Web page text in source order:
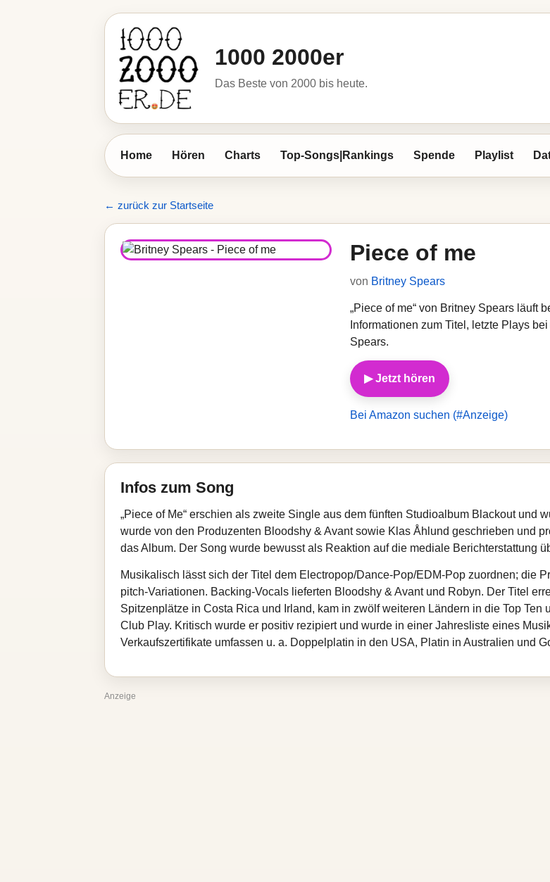
1000 2000er
Das Beste von 2000 bis heute.
Home Hören Charts Top-Songs|Rankings Spende Playlist
← zurück zur Startseite
Piece of me
von Britney Spears
„Piece of me“ von Britney Spears läuft
Informationen zum Titel, letzte Plays
Spears.
▶ Jetzt hören
Bei Amazon suchen (#Anzeige)
Infos zum Song
„Piece of Me“ erschien als zweite Single aus dem fünften Studioalbum Blackout und
wurde von den Produzenten Bloodshy & Avant sowie Klas Åhlund geschrieben und
das Album. Der Song wurde bewusst als Reaktion auf die mediale Berichterstattung
Musikalisch lässt sich der Titel dem Electropop/Dance-Pop/EDM-Pop zuordnen; die
pitch-Variationen. Backing-Vocals lieferten Bloodshy & Avant und Robyn. Der Titel
Spitzenplätze in Costa Rica und Irland, kam in zwölf weiteren Ländern in die Top
Club Play. Kritisch wurde er positiv rezipiert und wurde in einer Jahresliste eines
Verkaufszertifikate umfassen u. a. Doppelplatin in den USA, Platin in Australien und
Anzeige